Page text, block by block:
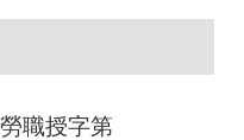
職授字第